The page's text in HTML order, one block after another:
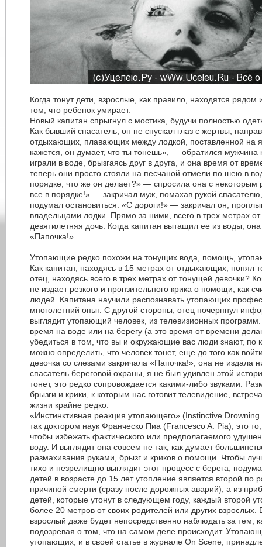
Когда тонут дети, взрослые, как правило, находятся
том, что ребенок умирает.
Новый капитан спрыгнул с мостика, будучи полностью
Как бывший спасатель, он не спускал глаз с жертвы,
отдыхающих, плавающих между лодкой, поставленной на
кажется, он думает, что ты тонешь», — обратился
играли в воде, брызгаясь друг в друга, и она время от
теперь они просто стояли на песчаной отмели по шею в
порядке, что же он делает?» — спросила она с
все в порядке!» — закричал муж, помахав рукой
подумал остановиться. «С дороги!» — закричал он,
владельцами лодки. Прямо за ними, всего в трех метрах от
девятилетняя дочь. Когда капитан вытащил ее из воды,
«Папочка!»
Утопающие редко похожи на тонущих вода, помощь,
Как капитан, находясь в 15 метрах от отдыхающих, понял
отец, находясь всего в трех метрах от тонущей девочки?
не издает резкого и пронзительного крика о помощи, как
людей. Капитана научили распознавать утопающих
многолетний опыт. С другой стороны, отец почерпнул
выглядит утопающий человек, из телевизионных
время на воде или на берегу (а это время от времени
убедиться в том, что вы и окружающие вас люди знают, по
можно определить, что человек тонет, еще до того как
девочка со слезами закричала «Папочка!», она не издала
спасатель береговой охраны, я не был удивлен этой
тонет, это редко сопровождается какими-либо звуками.
брызги и крики, к которым нас готовит телевидение,
жизни крайне редко.
«Инстинктивная реакция утопающего» (Instinctive
так доктором наук Франческо Пиа (Francesco A. Pia), это
чтобы избежать фактического или предполагаемого
воду. И выглядит она совсем не так, как думает
размахивания руками, брызг и криков о помощи. Чтобы
тихо и незрелищно выглядит этот процесс с берега,
детей в возрасте до 15 лет утопление является второй по
причиной смерти (сразу после дорожных аварий), а из
детей, которые утонут в следующем году, каждый второй
более 20 метров от своих родителей или других взрослых.
взрослый даже будет непосредственно наблюдать за тем,
подозревая о том, что на самом деле происходит.
утопающих, и в своей статье в журнале On Scene,